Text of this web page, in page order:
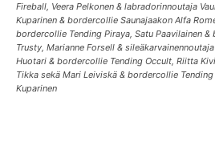
Fireball, Veera Pelkonen & labradorinnoutaja
Kuparinen & bordercollie Saunajaakon Alfa
bordercollie Tending Piraya, Satu Paavilainen
Trusty, Marianne Forsell &
Huotari & bordercollie Tending Occult, Riitta
Tikka sekä Mari Leiviskä & bordercollie Tending
Kuparinen